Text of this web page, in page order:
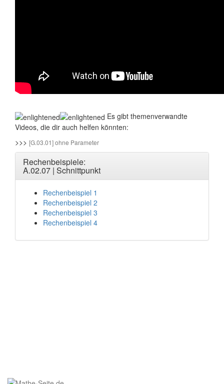
Es gibt themenverwandte
Videos, die dir auch helfen könnten:
>>> [G.03.01] ohne Parameter
Rechenbeispiele:
A.02.07 | Schnittpunkt
Rechenbeispiel 1
Rechenbeispiel 2
Rechenbeispiel 3
Rechenbeispiel 4